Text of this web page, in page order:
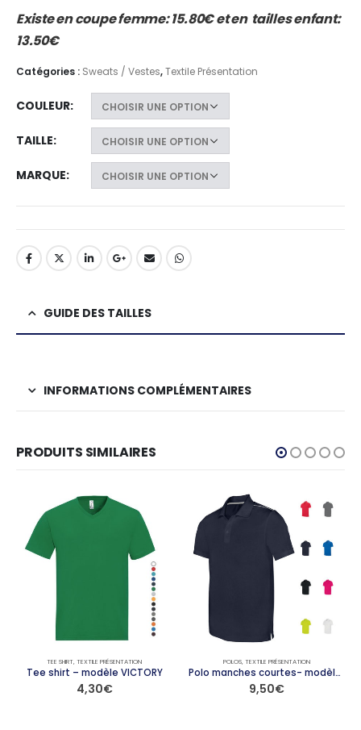
Existe en coupe femme: 15.80€ et en tailles enfant:
13.50€
Catégories : Sweats / Vestes,Textile Présentation
COULEUR
TAILLE
MARQUE
GUIDE DES TAILLES
INFORMATIONS COMPLÉMENTAIRES
PRODUITS SIMILAIRES
TEE SHIRT, TEXTILE PRÉSENTATION
Tee shirt – modèle VICTORY
4,30€
POLOS, TEXTILE PRÉSENTATION
Polo manches courtes- modèle PERF
9,50€